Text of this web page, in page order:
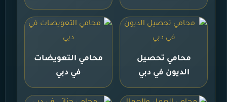
محامي تحصيل
الديون في دبي
محامي التعويضات
في دبي